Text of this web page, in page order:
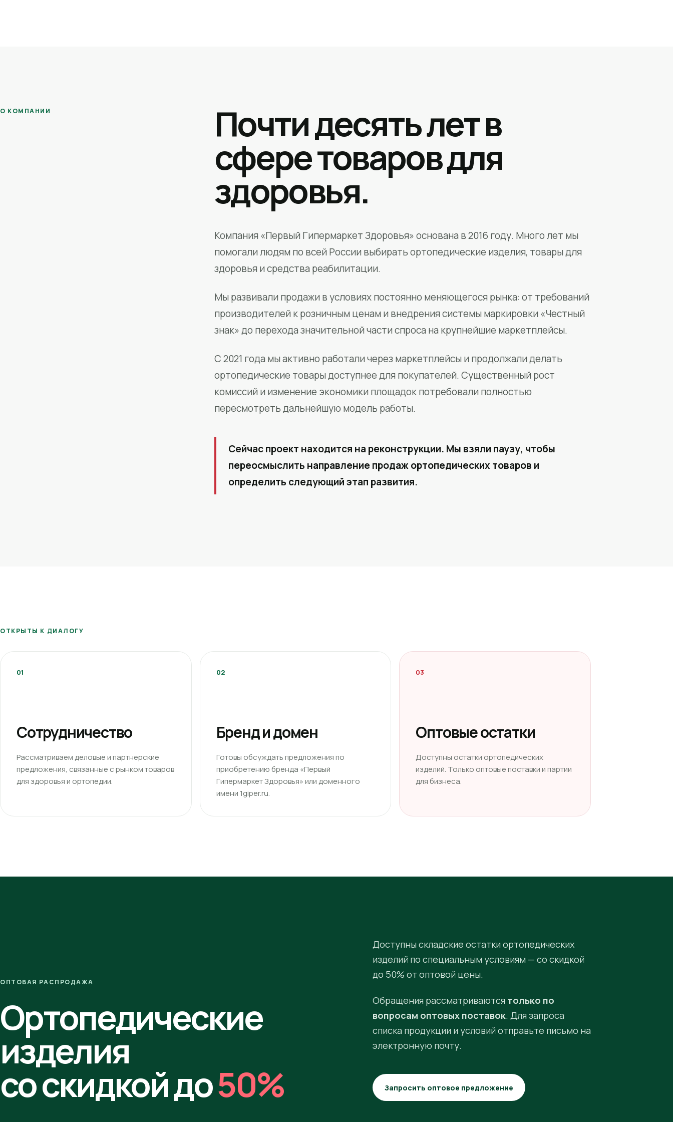
О КОМПАНИИ Почти десять лет в
сфере товаров для
здоровья.
Компания «Первый Гипермаркет Здоровья» основана в 2016 году. Много лет мы
помогали людям по всей России выбирать ортопедические изделия, товары для
здоровья и средства реабилитации.
Мы развивали продажи в условиях постоянно меняющегося рынка: от требований
производителей к розничным ценам и внедрения системы маркировки «Честный
знак» до перехода значительной части спроса на крупнейшие маркетплейсы.
С 2021 года мы активно работали через маркетплейсы и продолжали делать
ортопедические товары доступнее для покупателей. Существенный рост
комиссий и изменение экономики площадок потребовали полностью
пересмотреть дальнейшую модель работы.
Сейчас проект находится на реконструкции. Мы взяли паузу, чтобы
переосмыслить направление продаж ортопедических товаров и
определить следующий этап развития.
ОТКРЫТЫ К ДИАЛОГУ
01
Сотрудничество
Рассматриваем деловые и партнерские
предложения, связанные с рынком товаров
для здоровья и ортопедии.
02
Бренд и домен
Готовы обсуждать предложения по
приобретению бренда «Первый
Гипермаркет Здоровья» или доменного
имени 1giper.ru.
03
Оптовые остатки
Доступны остатки ортопедических
изделий. Только оптовые поставки и партии
для бизнеса.
ОПТОВАЯ РАСПРОДАЖА
Ортопедические
изделия
со скидкой до50%
Доступны складские остатки ортопедических
изделий по специальным условиям — со скидкой
до 50% от оптовой цены.
Обращения рассматриваются только по
вопросам оптовых поставок. Для запроса
списка продукции и условий отправьте письмо на
электронную почту.
Запросить оптовое предложение